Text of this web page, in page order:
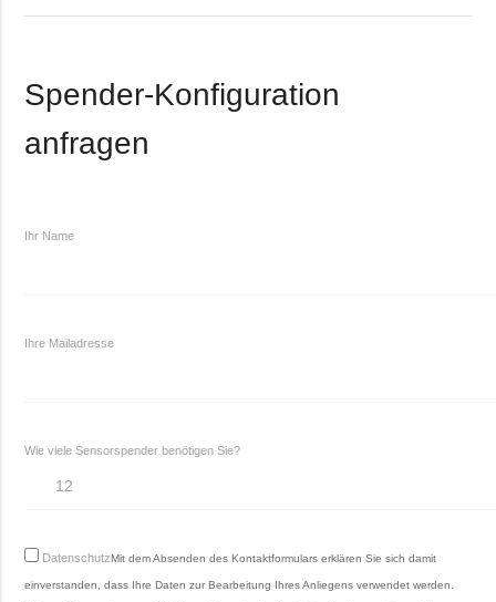
Spender-Konfiguration
anfragen
Ihr Name
Ihre Mailadresse
Wie viele Sensorspender benötigen Sie?
DatenschutzMit dem Absenden des Kontaktformulars erklären Sie sich damit
einverstanden, dass Ihre Daten zur Bearbeitung Ihres Anliegens verwendet werden.